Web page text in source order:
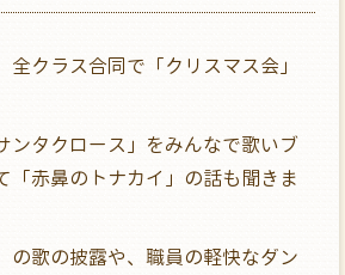
全クラス合同で「クリスマス会」
ンタクロース」をみんなで歌いブ
「赤鼻のトナカイ」の話も聞きま
の歌の披露や、職員の軽快なダン